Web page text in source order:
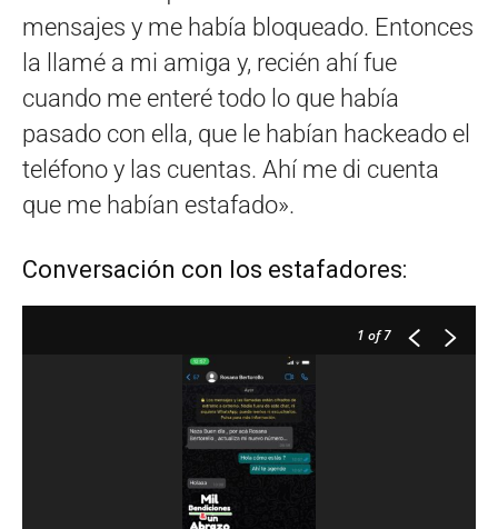
mensajes y me había bloqueado. Entonces
la llamé a mi amiga y, recién ahí fue
cuando me enteré todo lo que había
pasado con ella, que le habían hackeado el
teléfono y las cuentas. Ahí me di cuenta
que me habían estafado».
Conversación con los estafadores:
1 of 7